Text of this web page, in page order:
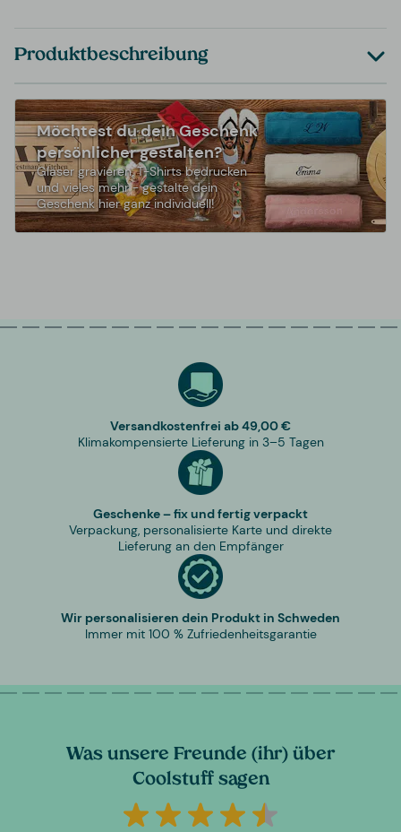
Produktbeschreibung
Möchtest du dein Geschenk
persönlicher gestalten?
Gläser gravieren, T-Shirts bedrucken
und vieles mehr - gestalte dein
Geschenk hier ganz individuell!
Versandkostenfrei ab 49,00 €
Klimakompensierte Lieferung in 3–5 Tagen
Geschenke – fix und fertig verpackt
Verpackung, personalisierte Karte und direkte
Lieferung an den Empfänger
Wir personalisieren dein Produkt in Schweden
Immer mit 100 % Zufriedenheitsgarantie
Was unsere Freunde (ihr) über
Coolstuff sagen